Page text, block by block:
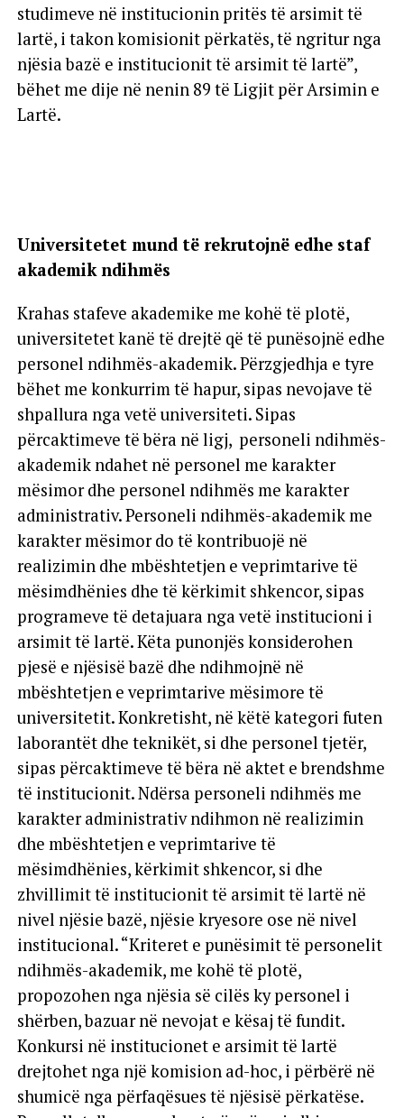
studimeve në institucionin pritës të arsimit të
lartë, i takon komisionit përkatës, të ngritur nga
njësia bazë e institucionit të arsimit të lartë”,
bëhet me dije në nenin 89 të Ligjit për Arsimin e
Lartë.
Universitetet mund të rekrutojnë edhe staf
akademik ndihmës
Krahas stafeve akademike me kohë të plotë,
universitetet kanë të drejtë që të punësojnë edhe
personel ndihmës-akademik. Përzgjedhja e tyre
bëhet me konkurrim të hapur, sipas nevojave të
shpallura nga vetë universiteti. Sipas
përcaktimeve të bëra në ligj, personeli ndihmës-
akademik ndahet në personel me karakter
mësimor dhe personel ndihmës me karakter
administrativ. Personeli ndihmës-akademik me
karakter mësimor do të kontribuojë në
realizimin dhe mbështetjen e veprimtarive të
mësimdhënies dhe të kërkimit shkencor, sipas
programeve të detajuara nga vetë institucioni i
arsimit të lartë. Këta punonjës konsiderohen
pjesë e njësisë bazë dhe ndihmojnë në
mbështetjen e veprimtarive mësimore të
universitetit. Konkretisht, në këtë kategori futen
laborantët dhe teknikët, si dhe personel tjetër,
sipas përcaktimeve të bëra në aktet e brendshme
të institucionit. Ndërsa personeli ndihmës me
karakter administrativ ndihmon në realizimin
dhe mbështetjen e veprimtarive të
mësimdhënies, kërkimit shkencor, si dhe
zhvillimit të institucionit të arsimit të lartë në
nivel njësie bazë, njësie kryesore ose në nivel
institucional. “Kriteret e punësimit të personelit
ndihmës-akademik, me kohë të plotë,
propozohen nga njësia së cilës ky personel i
shërben, bazuar në nevojat e kësaj të fundit.
Konkursi në institucionet e arsimit të lartë
drejtohet nga një komision ad-hoc, i përbërë në
shumicë nga përfaqësues të njësisë përkatëse.